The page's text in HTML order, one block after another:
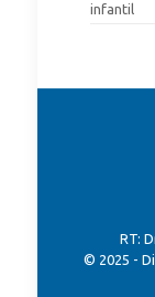
infantil
RT:
© 2025 -